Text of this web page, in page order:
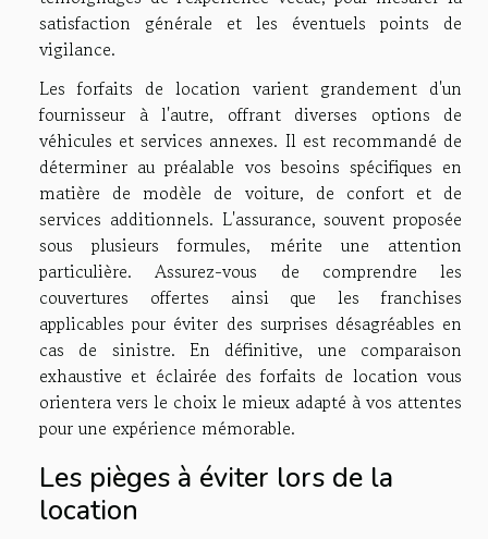
satisfaction générale et les éventuels points de
vigilance.
Les forfaits de location varient grandement d'un
fournisseur à l'autre, offrant diverses options de
véhicules et services annexes. Il est recommandé de
déterminer au préalable vos besoins spécifiques en
matière de modèle de voiture, de confort et de
services additionnels. L'assurance, souvent proposée
sous plusieurs formules, mérite une attention
particulière. Assurez-vous de comprendre les
couvertures offertes ainsi que les franchises
applicables pour éviter des surprises désagréables en
cas de sinistre. En définitive, une comparaison
exhaustive et éclairée des forfaits de location vous
orientera vers le choix le mieux adapté à vos attentes
pour une expérience mémorable.
Les pièges à éviter lors de la
location